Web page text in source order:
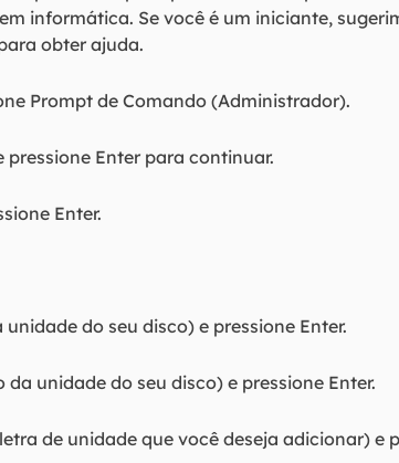
informática. Se você é um iniciante,
obter ajuda.
Prompt de Comando (Administrador).
pressione Enter para continuar.
Enter.
do seu disco) e pressione Enter.
da unidade do seu disco) e pressione Enter.
de unidade que você deseja adicionar) e